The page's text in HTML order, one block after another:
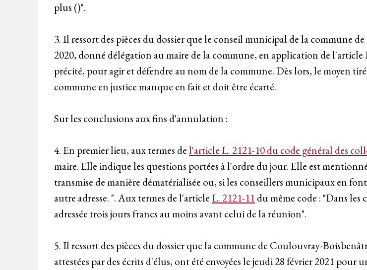
plus ()".
3. Il ressort des pièces du dossier que le conseil municipal de la commune
2020, donné délégation au maire de la commune, en application de
précité, pour agir et défendre au nom de la commune. Dès lors, le moyen
commune en justice manque en fait et doit être écarté.
Sur les conclusions aux fins d'annulation :
4. En premier lieu, aux termes del'article L. 2121-10 du code général des
maire. Elle indique les questions portées à l'ordre du jour. Elle est
transmise de manière dématérialisée ou, si les conseillers municipaux en
autre adresse. ". Aux termes de l'article L. 2121-11du même code : "Dans
adressée trois jours francs au moins avant celui de la réunion".
5. Il ressort des pièces du dossier que la commune de Coulouvray-
attestées par des écrits d'élus, ont été envoyées le jeudi 28 février 2021